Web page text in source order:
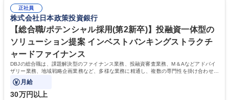
募集職種 【大阪・京都・滋賀】営業事務 ※未経験可
えて、お客様や社員の状況に合わせ、能動的なサポート、改善の動きも期
待され。組織を支えるスペシャリストとして、チームに貢献し、結果的に
社員から頼られる存在になることができます。平均19:30の退勤以降の業
務の持ち帰りも禁止されており、メリハリのある働き方となります。 学
歴・資格 学歴：大学院 大学 高専 短大 語学力： 資格：
正社員
株式会社日本政策投資銀行
【総合職/ポテンシャル採用(第2新卒)】投融資一体型の
ソリューション提案 インベストバンキングストラクチ
ャードファイナンス
DBJの総合職は、課題解決型のファイナンス業務、投融資審査業務、M＆Aなどアドバイ
ザリー業務、地域戦略企画業務など、多様な業務に精通し、複数の専門性を掛け合わせて
広く社会に貢献していく職種です。
月給
30万円以上